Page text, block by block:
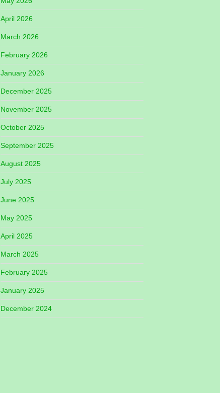
April 2026
March 2026
February 2026
January 2026
December 2025
November 2025
October 2025
September 2025
August 2025
July 2025
June 2025
May 2025
April 2025
March 2025
February 2025
January 2025
December 2024